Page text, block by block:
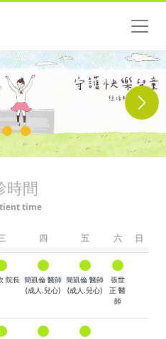
Next
時間
time
四 五 六 日
院長 簡凱倫 醫師
(成人.兒心)
簡凱倫 醫師
(成人.兒心)
張世
正 醫
師